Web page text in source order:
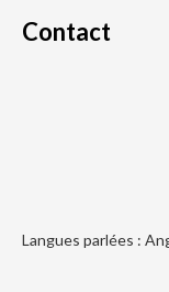
Contact
Langues parlées :